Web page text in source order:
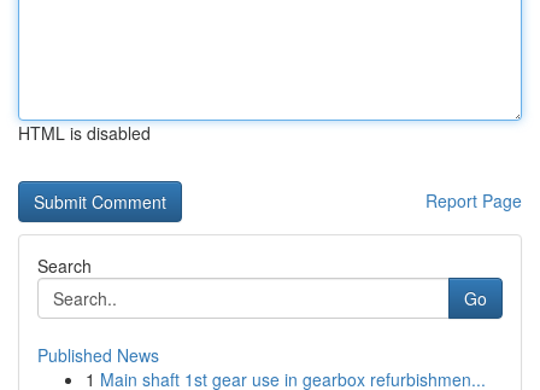
HTML is disabled
Report Page
Search
Go
Published News
1 Main shaft 1st gear use in gearbox refurbishmen...